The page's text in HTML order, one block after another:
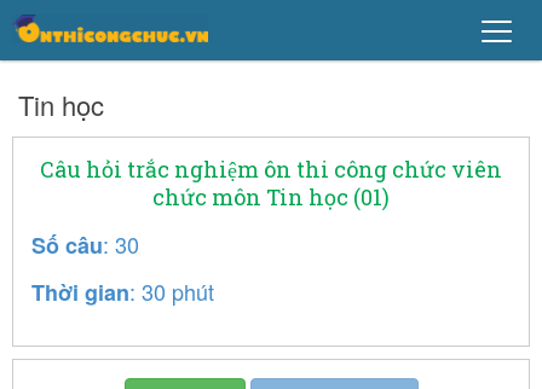
Tin học
Câu hỏi trắc nghiệm ôn thi công chức viên
chức môn Tin học (01)
Số câu: 30
Thời gian: 30 phút